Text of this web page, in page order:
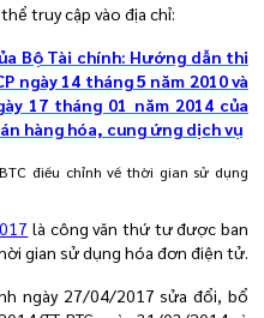
truy cập vào địa chỉ:
Bộ Tài chính: Hướng dẫn thi
ngày 14 tháng 5 năm 2010 và
17 tháng 01 năm 2014 của
hàng hóa, cung ứng dịch vụ
điều chỉnh về thời gian sử dụng
là công văn thứ tư được ban
gian sử dụng hóa đơn điện tử.
ngày 27/04/2017 sửa đổi, bổ